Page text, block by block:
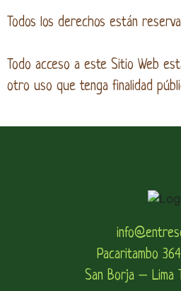
Todos los derechos están
Todo acceso a este Sitio Web
otro uso que tenga finalidad
Pacaritambo
San Borja – Lima